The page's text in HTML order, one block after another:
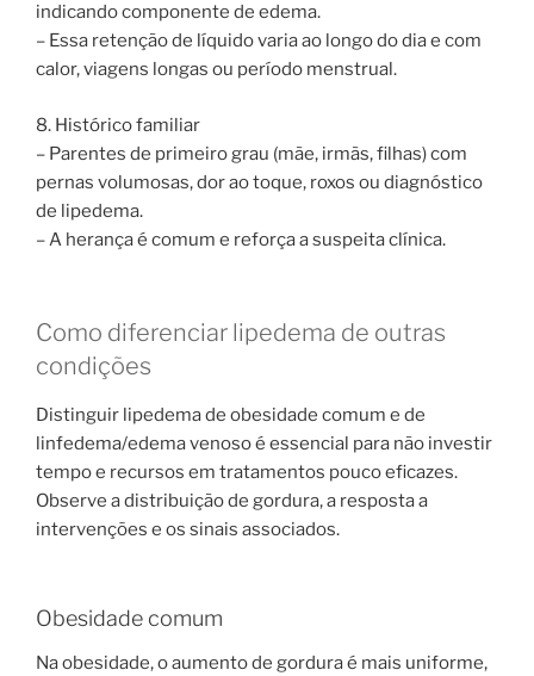
indicando componente de edema.
– Essa retenção de líquido varia ao longo do dia e com
calor, viagens longas ou período menstrual.
8. Histórico familiar
– Parentes de primeiro grau (mãe, irmãs, filhas) com
pernas volumosas, dor ao toque, roxos ou diagnóstico
de lipedema.
– A herança é comum e reforça a suspeita clínica.
Como diferenciar lipedema de outras
condições
Distinguir lipedema de obesidade comum e de
linfedema/edema venoso é essencial para não investir
tempo e recursos em tratamentos pouco eficazes.
Observe a distribuição de gordura, a resposta a
intervenções e os sinais associados.
Obesidade comum
Na obesidade, o aumento de gordura é mais uniforme,